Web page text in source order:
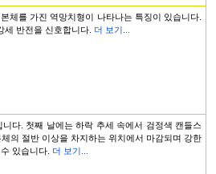
체를 가진 역망치형이 나타나는 특징이 있습니다.
반전을 신호합니다. 더 보기...
다. 첫째 날에는 하락 추세 속에서 검정색 캔들스
의 절반 이상을 차지하는 위치에서 마감되며 강한
있습니다. 더 보기...